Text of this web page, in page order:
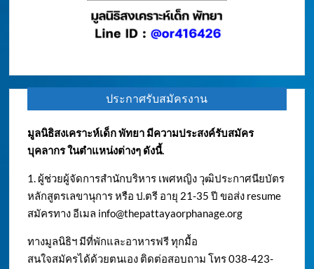
ประกาศรับสมัครงาน
มูลนิธิสงเคราะห์เด็ก พัทยา มีความประสงค์รับสมัคร
บุคลากร ในตำแหน่งต่างๆ ดังนี้.
1. ผู้ช่วยผู้จัดการสำนักบริหาร เพศหญิง วุฒิประกาศนียบัตร
หลักสูตรเลขานุการ หรือ ป.ตรี อายุ 21-35 ปี ขอส่ง resume
สมัครทาง อีเมล info@thepattayaorphanage.org
ทางมูลนิธิฯ มีที่พักและอาหารฟรี ทุกมื้อ
สนใจสมัครได้ด้วยตนเอง ติดต่อสอบถาม โทร 038-423-